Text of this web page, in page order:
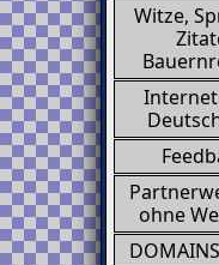
Witze,
ohne